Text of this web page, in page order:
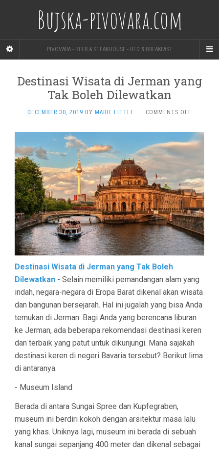
Bujska-pivovara.com
PIVOVARA - BEER & STEAKHOUSE - BED & BREAKFAST
Destinasi Wisata di Jerman yang
Tak Boleh Dilewatkan
DECEMBER 30, 2019 BY MARIE LITTLE · COMMENTS OFF
WISATA
DI
JERMAN
BOLEH
Destinasi Wisata di Jerman yang Tak Boleh
Dilewatkan - Selain memiliki pemandangan alam yang
indah, negara-negara di Eropa Barat dikenal akan wisata
dan bangunan bersejarah. Hal ini jugalah yang bisa Anda
temukan di Jerman. Bagi Anda yang berencana liburan
ke Jerman, ada beberapa rekomendasi destinasi keren
dan terbaik yang patut untuk dikunjungi. Mana sajakah
destinasi keren di negeri Bavaria tersebut? Berikut lima
di antaranya.
- Museum Island
Berada di antara Sungai Spree dan Kupfegraben,
museum ini berdiri kokoh dengan arsitektur masa lalu
yang khas. Uniknya lagi, museum ini berada di sebuah
kanal sungai sepanjang 400 meter dan dikenal sebagai